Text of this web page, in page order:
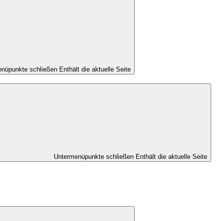
schließen Enthält die aktuelle Seite
Untermenüpunkte schließen Enthält die aktuelle Seite